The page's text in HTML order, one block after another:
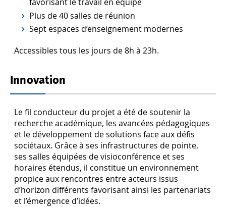
Plus de 40 salles de réunion
Sept espaces d’enseignement modernes
Accessibles tous les jours de 8h à 23h.
Innovation
Le fil conducteur du projet a été de soutenir la
recherche académique, les avancées pédagogiques
et le développement de solutions face aux défis
sociétaux. Grâce à ses infrastructures de pointe,
ses salles équipées de visioconférence et ses
horaires étendus, il constitue un environnement
propice aux rencontres entre acteurs issus
d’horizon différents favorisant ainsi les partenariats
et l’émergence d’idées.